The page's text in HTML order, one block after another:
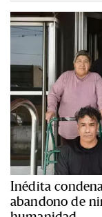
Inédita
abandono de